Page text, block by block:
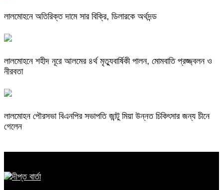
লালমোহনে অতিরিক্ত দামে সার বিক্রি, ডিলারকে অর্থদন্ড
লালমোহনে শহীদ নূরে আলমের ৪র্থ মৃত্যুবার্ষিকী পালন, মোমবাতি প্রজ্জ্বলন ও
নীরবতা
লালমোহন পৌরসভা বিএনপির সভাপতি জান্টু মিয়া উন্নত চিকিৎসার জন্য চীনে
গেলেন